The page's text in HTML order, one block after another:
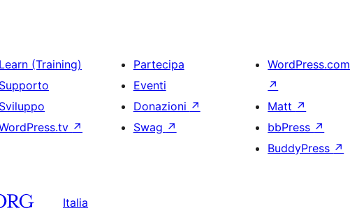
Learn (Training)
Supporto
Sviluppo
↗
Partecipa
Eventi
Donazioni ↗
Swag ↗
WordPress.com
↗
Matt ↗
bbPress ↗
BuddyPress ↗
Italia